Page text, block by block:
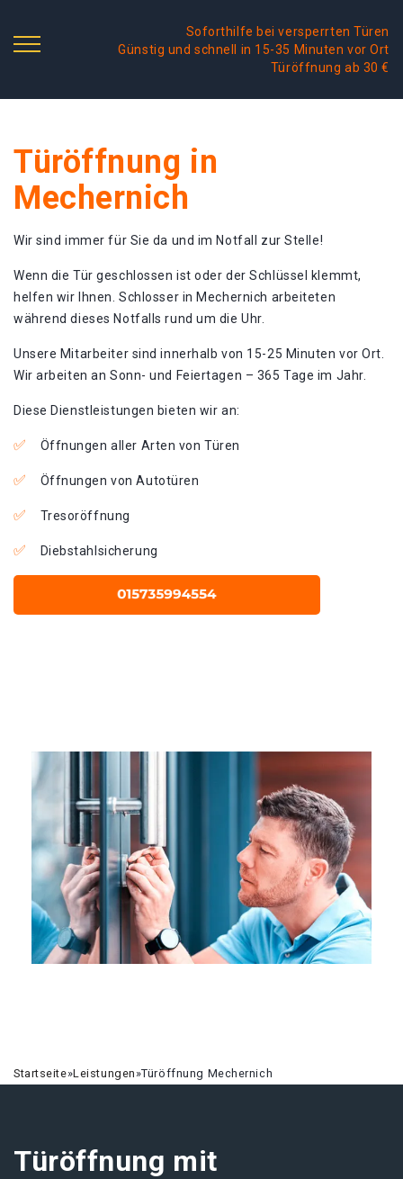
Soforthilfe bei versperrten Türen
Günstig und schnell in 15-35 Minuten vor Ort
Türöffnung ab 30 €
Türöffnung in
Mechernich
Wir sind immer für Sie da und im Notfall zur Stelle!
Wenn die Tür geschlossen ist oder der Schlüssel klemmt,
helfen wir Ihnen. Schlosser in Mechernich arbeiteten
während dieses Notfalls rund um die Uhr.
Unsere Mitarbeiter sind innerhalb von 15-25 Minuten vor Ort.
Wir arbeiten an Sonn- und Feiertagen – 365 Tage im Jahr.
Diese Dienstleistungen bieten wir an:
Öffnungen aller Arten von Türen
Öffnungen von Autotüren
Tresoröffnung
Diebstahlsicherung
Startseite»Leistungen»Türöffnung Mechernich
Türöffnung mit